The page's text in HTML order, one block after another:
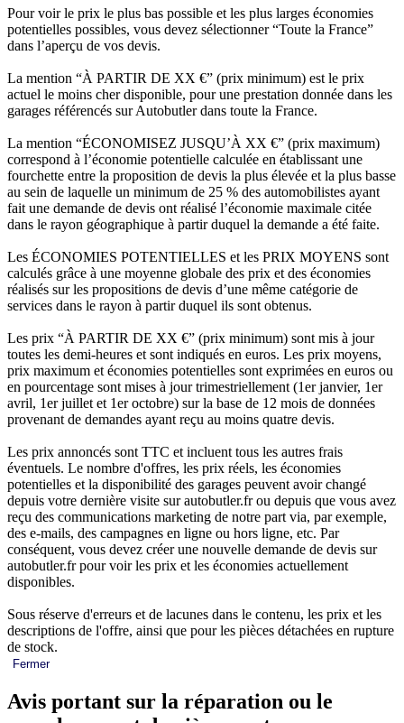
Pour voir le prix le plus bas possible et les plus larges économies
potentielles possibles, vous devez sélectionner “Toute la France”
dans l’aperçu de vos devis.
La mention “À PARTIR DE XX €” (prix minimum) est le prix
actuel le moins cher disponible, pour une prestation donnée dans les
garages référencés sur Autobutler dans toute la France.
La mention “ÉCONOMISEZ JUSQU’À XX €” (prix maximum)
correspond à l’économie potentielle calculée en établissant une
fourchette entre la proposition de devis la plus élevée et la plus basse
au sein de laquelle un minimum de 25 % des automobilistes ayant
fait une demande de devis ont réalisé l’économie maximale citée
dans le rayon géographique à partir duquel la demande a été faite.
Les ÉCONOMIES POTENTIELLES et les PRIX MOYENS sont
calculés grâce à une moyenne globale des prix et des économies
réalisés sur les propositions de devis d’une même catégorie de
services dans le rayon à partir duquel ils sont obtenus.
Les prix “À PARTIR DE XX €” (prix minimum) sont mis à jour
toutes les demi-heures et sont indiqués en euros. Les prix moyens,
prix maximum et économies potentielles sont exprimées en euros ou
en pourcentage sont mises à jour trimestriellement (1er janvier, 1er
avril, 1er juillet et 1er octobre) sur la base de 12 mois de données
provenant de demandes ayant reçu au moins quatre devis.
Les prix annoncés sont TTC et incluent tous les autres frais
éventuels. Le nombre d'offres, les prix réels, les économies
potentielles et la disponibilité des garages peuvent avoir changé
depuis votre dernière visite sur autobutler.fr ou depuis que vous avez
reçu des communications marketing de notre part via, par exemple,
des e-mails, des campagnes en ligne ou hors ligne, etc. Par
conséquent, vous devez créer une nouvelle demande de devis sur
autobutler.fr pour voir les prix et les économies actuellement
disponibles.
Sous réserve d'erreurs et de lacunes dans le contenu, les prix et les
descriptions de l'offre, ainsi que pour les pièces détachées en rupture
de stock.
Fermer
Avis portant sur la réparation ou le